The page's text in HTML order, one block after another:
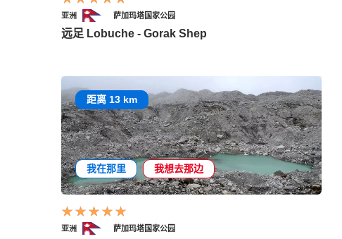
亚洲 萨加玛塔国家公园
远足 Lobuche - Gorak Shep
距离 13 km
我在那里 我想去那边
亚洲 萨加玛塔国家公园